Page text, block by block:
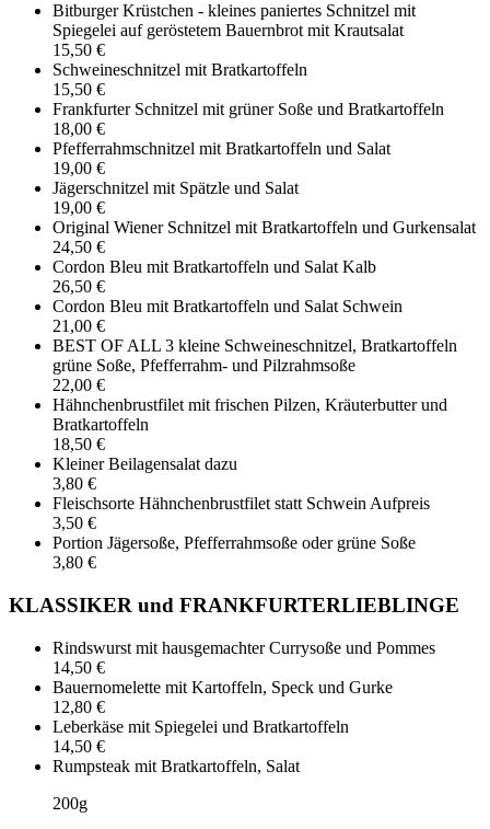
Bitburger Krüstchen - kleines paniertes Schnitzel mit
Spiegelei auf geröstetem Bauernbrot mit Krautsalat
15,50 €
Schweineschnitzel mit Bratkartoffeln
15,50 €
Frankfurter Schnitzel mit grüner Soße und Bratkartoffeln
18,00 €
Pfefferrahmschnitzel mit Bratkartoffeln und Salat
19,00 €
Jägerschnitzel mit Spätzle und Salat
19,00 €
Original Wiener Schnitzel mit Bratkartoffeln und Gurkensalat
24,50 €
Cordon Bleu mit Bratkartoffeln und Salat Kalb
26,50 €
Cordon Bleu mit Bratkartoffeln und Salat Schwein
21,00 €
BEST OF ALL 3 kleine Schweineschnitzel, Bratkartoffeln
grüne Soße, Pfefferrahm- und Pilzrahmsoße
22,00 €
Hähnchenbrustfilet mit frischen Pilzen, Kräuterbutter und
Bratkartoffeln
18,50 €
Kleiner Beilagensalat dazu
3,80 €
Fleischsorte Hähnchenbrustfilet statt Schwein Aufpreis
3,50 €
Portion Jägersoße, Pfefferrahmsoße oder grüne Soße
3,80 €
KLASSIKER und FRANKFURTERLIEBLINGE
Rindswurst mit hausgemachter Currysoße und Pommes
14,50 €
Bauernomelette mit Kartoffeln, Speck und Gurke
12,80 €
Leberkäse mit Spiegelei und Bratkartoffeln
14,50 €
Rumpsteak mit Bratkartoffeln, Salat
200g